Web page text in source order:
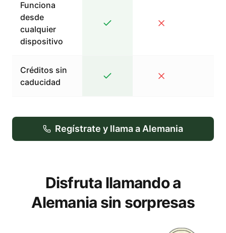
Funciona
desde
cualquier
dispositivo
Créditos sin
caducidad
Regístrate y llama a Alemania
Disfruta llamando a
Alemania sin sorpresas